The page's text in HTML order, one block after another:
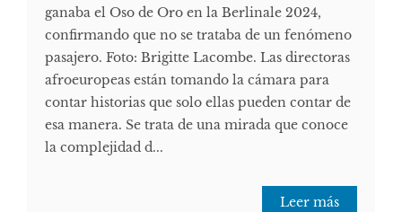
ganaba el Oso de Oro en la Berlinale 2024,
confirmando que no se trataba de un fenómeno
pasajero. Foto: Brigitte Lacombe. Las directoras
afroeuropeas están tomando la cámara para
contar historias que solo ellas pueden contar de
esa manera. Se trata de una mirada que conoce
la complejidad d...
Leer más